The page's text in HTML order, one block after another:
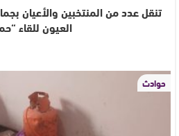
تنقل عدد من المنتخبين والأعيان
العيون للقاء
حوادث